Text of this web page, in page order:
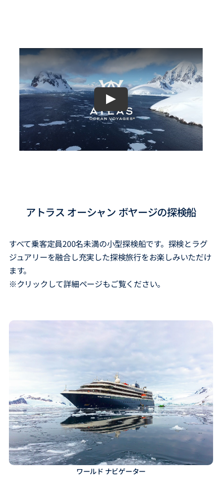
アトラス オーシャン ボヤージの探検船
すべて乗客定員200名未満の小型探検船です。探検とラグ
ジュアリーを融合し充実した探検旅行をお楽しみいただけ
ます。
※クリックして詳細ページもご覧ください。
ワールド ナビゲーター